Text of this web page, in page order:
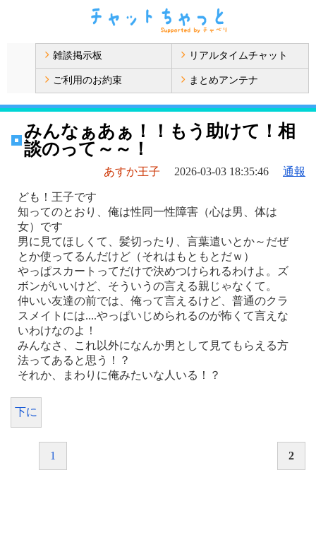
雑談掲示板 リアルタイムチャット
ご利用のお約束 まとめアンテナ
みんなぁあぁ！！もう助けて！相
談のって～～！
あすか王子 2026-03-03 18:35:46 通報
ども！王子です
知ってのとおり、俺は性同一性障害（心は男、体は
女）です
男に見てほしくて、髪切ったり、言葉遣いとか～だぜ
とか使ってるんだけど（それはもともとだｗ）
やっぱスカートってだけで決めつけられるわけよ。ズ
ボンがいいけど、そういうの言える親じゃなくて。
仲いい友達の前では、俺って言えるけど、普通のクラ
スメイトには....やっぱいじめられるのが怖くて言えな
いわけなのよ！
みんなさ、これ以外になんか男として見てもらえる方
法ってあると思う！？
それか、まわりに俺みたいな人いる！？
下に
1 2